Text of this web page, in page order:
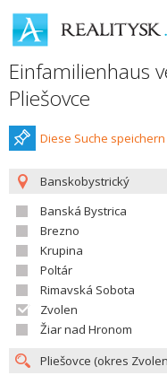
Einfamilienhaus
Pliešovce
Diese Suche speichern
Banskobystrický
Banská Bystrica
Brezno
Krupina
Poltár
Rimavská Sobota
Zvolen
Žiar nad Hronom